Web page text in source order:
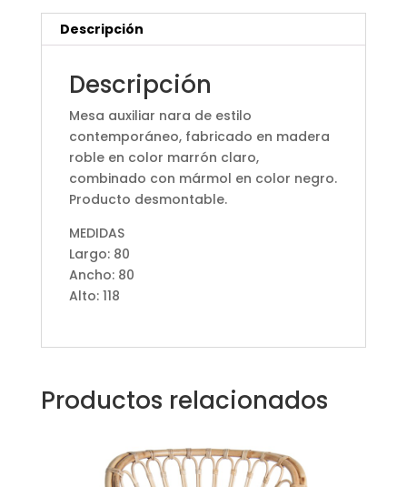
Descripción
Descripción
Mesa auxiliar nara de estilo
contemporáneo, fabricado en madera
roble en color marrón claro,
combinado con mármol en color negro.
Producto desmontable.
MEDIDAS
Largo: 80
Ancho: 80
Alto: 118
Productos relacionados